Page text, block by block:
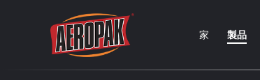
家 製品